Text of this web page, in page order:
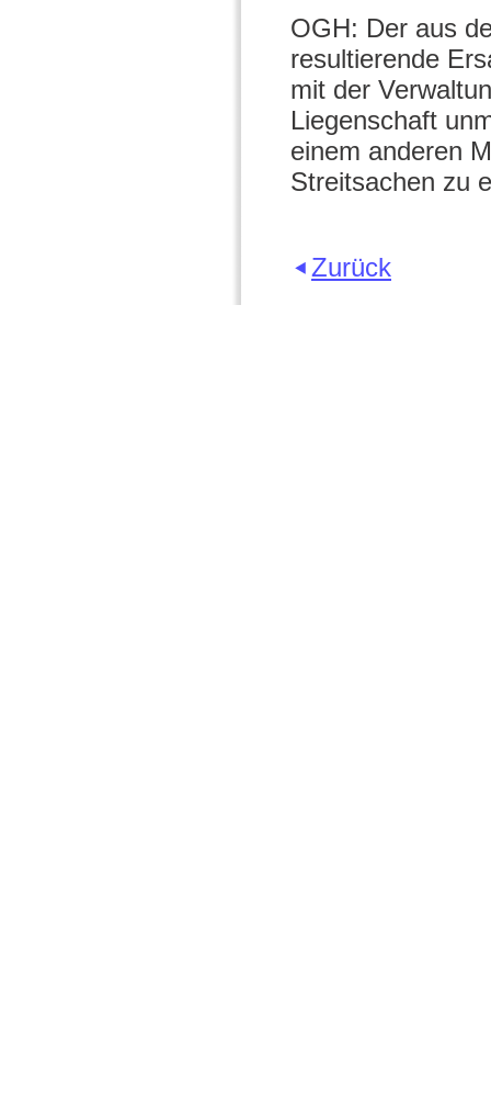
OGH: Der aus
resultierende
mit der
Liegenschaft
einem anderen
Streitsachen zu
Zurück